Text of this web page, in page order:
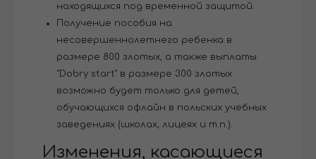
находящихся под временной защитой.
Получение пособия на
несовершеннолетнего ребенка в
размере 800 злотых, а также выплаты
"Dobry start" в размере 300 злотых
возможно будет только для детей,
обучающихся офлайн в польских учебных
заведениях (школах, лицеях и т.п.).
Изменения, касающиеся